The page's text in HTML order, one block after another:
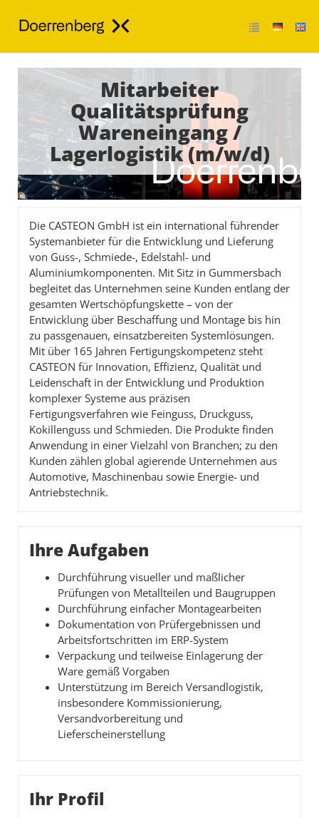
Mitarbeiter
Qualitätsprüfung
Wareneingang /
Lagerlogistik (m/w/d)
Die CASTEON GmbH ist ein international führender
Systemanbieter für die Entwicklung und Lieferung
von Guss-, Schmiede-, Edelstahl- und
Aluminiumkomponenten. Mit Sitz in Gummersbach
begleitet das Unternehmen seine Kunden entlang der
gesamten Wertschöpfungskette – von der
Entwicklung über Beschaffung und Montage bis hin
zu passgenauen, einsatzbereiten Systemlösungen.
Mit über 165 Jahren Fertigungskompetenz steht
CASTEON für Innovation, Effizienz, Qualität und
Leidenschaft in der Entwicklung und Produktion
komplexer Systeme aus präzisen
Fertigungsverfahren wie Feinguss, Druckguss,
Kokillenguss und Schmieden. Die Produkte finden
Anwendung in einer Vielzahl von Branchen; zu den
Kunden zählen global agierende Unternehmen aus
Automotive, Maschinenbau sowie Energie- und
Antriebstechnik.
Ihre Aufgaben
Durchführung visueller und maßlicher
Prüfungen von Metallteilen und Baugruppen
Durchführung einfacher Montagearbeiten
Dokumentation von Prüfergebnissen und
Arbeitsfortschritten im ERP-System
Verpackung und teilweise Einlagerung der
Ware gemäß Vorgaben
Unterstützung im Bereich Versandlogistik,
insbesondere Kommissionierung,
Versandvorbereitung und
Lieferscheinerstellung
Ihr Profil